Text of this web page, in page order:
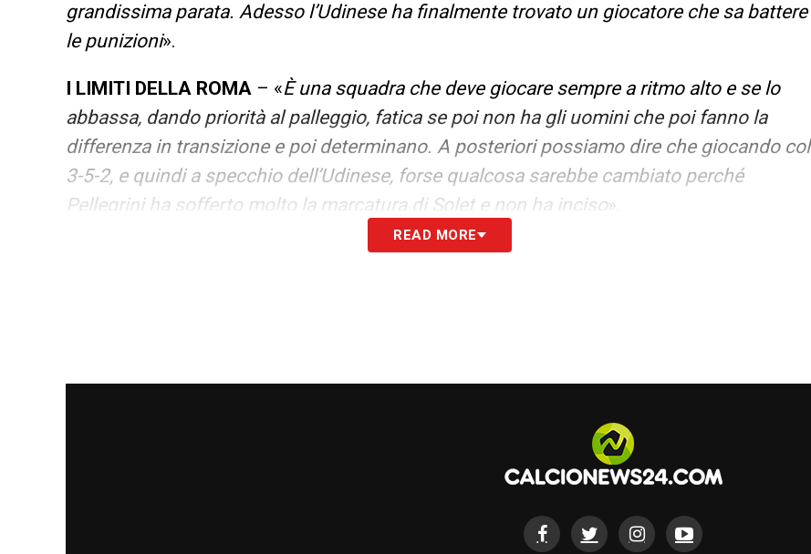
grandissima parata. Adesso l’Udinese ha finalmente trovato un giocatore che sa battere
le punizioni».
I LIMITI DELLA ROMA – «È una squadra che deve giocare sempre a ritmo alto e se lo
abbassa, dando priorità al palleggio, fatica se poi non ha gli uomini che poi fanno la
differenza in transizione e poi determinano. A posteriori possiamo dire che giocando col
3-5-2, e quindi a specchio dell’Udinese, forse qualcosa sarebbe cambiato perché
Pellegrini ha sofferto molto la marcatura di Solet e non ha inciso».
Partiamo dal fatto che questo attaccante stava benissimo e
scorso anno. Comunque io vedo futuro se mantiene questa ossatura e inserisce tre
innesti di valore. Pronostico per Lecce? Se l’Udinese gioca come contro la Roma può
READ MORE